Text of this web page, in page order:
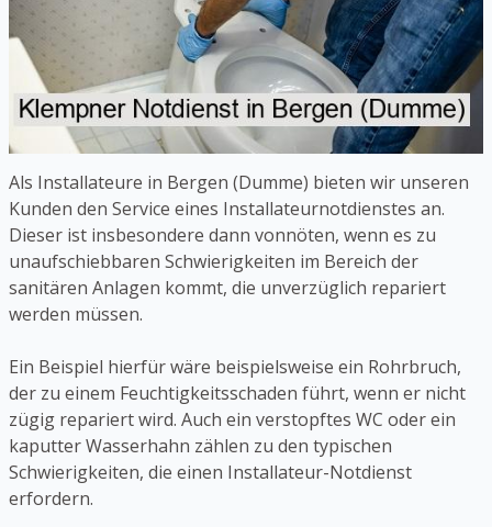
Als Installateure in Bergen (Dumme) bieten wir unseren
Kunden den Service eines Installateurnotdienstes an.
Dieser ist insbesondere dann vonnöten, wenn es zu
unaufschiebbaren Schwierigkeiten im Bereich der
sanitären Anlagen kommt, die unverzüglich repariert
werden müssen.
Ein Beispiel hierfür wäre beispielsweise ein Rohrbruch,
der zu einem Feuchtigkeitsschaden führt, wenn er nicht
zügig repariert wird. Auch ein verstopftes WC oder ein
kaputter Wasserhahn zählen zu den typischen
Schwierigkeiten, die einen Installateur-Notdienst
erfordern.